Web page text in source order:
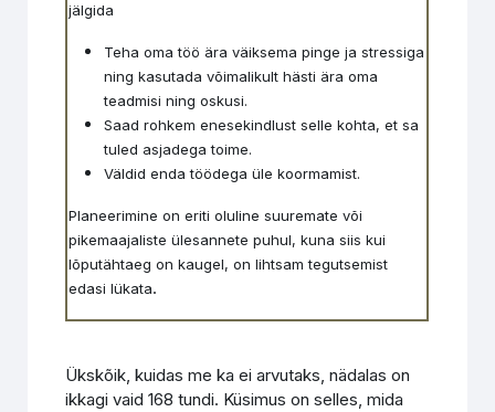
jälgida
Teha oma töö ära väiksema pinge ja stressiga
ning kasutada võimalikult hästi ära oma
teadmisi ning oskusi.
Saad rohkem enesekindlust selle kohta, et sa
tuled asjadega toime.
Väldid enda töödega üle koormamist.
Planeerimine on eriti oluline suuremate või
pikemaajaliste ülesannete puhul, kuna siis kui
lõputähtaeg on kaugel, on lihtsam tegutsemist
edasi lükata.
Ükskõik, kuidas me ka ei arvutaks, nädalas on
ikkagi vaid 168 tundi. Küsimus on selles, mida